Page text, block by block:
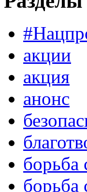
акции
акция
анонс
борьба
борьба